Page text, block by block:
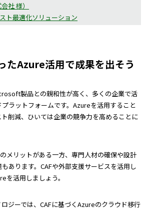
社 様）
ト最適化ソリューション
たAzure活用で成果を出そう
製品との親和性が高く、多くの企業で活
ラットフォームです。Azureを活用すること
削減、ひいては企業の競争力を高めることに
メリットがある一方、専門人材の確保や設計
あります。CAFや外部支援サービスを活用し
を活用しましょう。
ジーでは、CAFに基づくAzureのクラウド移行